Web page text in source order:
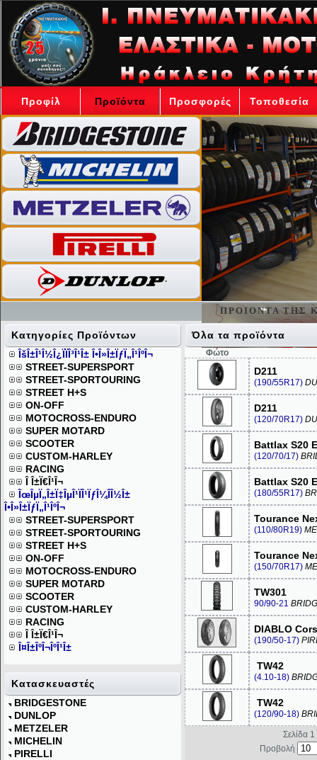
Προφίλ Προϊόντα Προσφορές Τοποθεσία
ΠΡΟΙΟΝΤΑ ΤΗΣ
Κατηγορίες Προϊόντων
ÎšÎ±Î¹Î½Î¿ÏÏÎ³Î¹Î± Î•Î»Î±ÏƒÏ„Î¹ÎºÎ¬
STREET-SUPERSPORT
STREET-SPORTOURING
STREET H+S
ON-OFF
MOTOCROSS-ENDURO
SUPER MOTARD
SCOOTER
CUSTOM-HARLEY
RACING
Î Î±Ï€Î¹Î¬
ÎœÎµÏ„Î±Ï‡ÎµÎ¹ÏÎ¹ÏƒÎ¼Î­Î½Î±
Î•Î»Î±ÏƒÏ„Î¹ÎºÎ¬
STREET-SUPERSPORT
STREET-SPORTOURING
STREET H+S
ON-OFF
MOTOCROSS-ENDURO
SUPER MOTARD
SCOOTER
CUSTOM-HARLEY
RACING
Î Î±Ï€Î¹Î¬
Î¤Î±ÎºÎ¬ÎºÎ¹Î±
Κατασκευαστές
BRIDGESTONE
DUNLOP
METZELER
MICHELIN
PIRELLI
Όλα τα προϊόντα
Φώτο
D211
(190/55R17)
D211
(120/70R17)
Battlax S20
(120/70/17)
Battlax S20
(180/55R17)
Tourance
(110/80R19)
Tourance
(150/70R17)
TW301
90/90-21
DIABLO
(190/50-17)
TW42
(4.10-18)
TW42
(120/90-18)
Σελίδα
Προβολή